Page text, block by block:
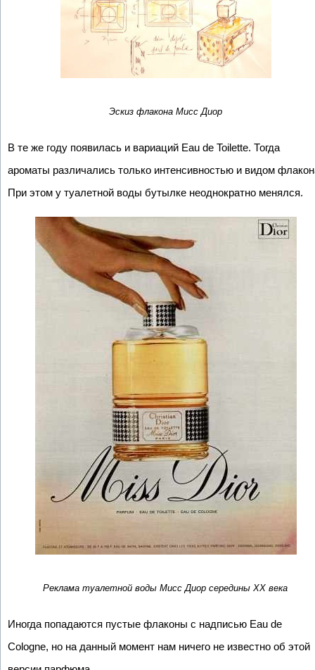
Эскиз флакона Мисс Диор
В те же году появилась и вариаций Eau de Toilette. Тогда
ароматы различались только интенсивностью и видом
При этом у туалетной воды бутылке неоднократно менялся.
Реклама туалетной воды Мисс Диор середины ХХ века
Иногда попадаются пустые флаконы с надписью Eau de
Cologne, но на данный момент нам ничего не известно об этой